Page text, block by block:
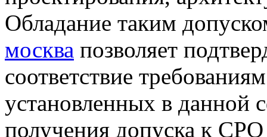
Обладание таким
москва позволяет
соответствие
установленных в данной
получения допуска к